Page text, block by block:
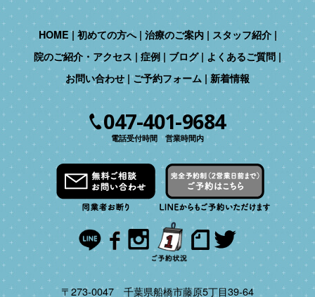
HOME 初めての方へ 治療のご案内
スタッフ紹介
院のご紹介・アクセス
症例 ブログ
よくあるご質問
お問い合わせ ご予約フォーム 新着情報
047-401-9684
電話受付時間 営業時間内
〒273-0047 千葉県船橋市藤原5丁目39-64